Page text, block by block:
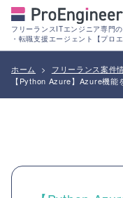
フリーランスITエンジニア専門
・転職支援エージェント【プロエ
ホーム > フリーランス案件
【Python Azure】Azure機能